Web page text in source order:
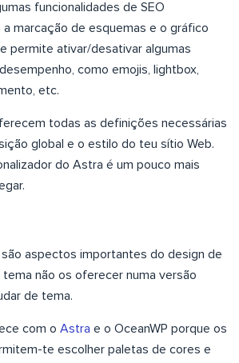
funcionalidades de SEO
a marcação de esquemas e o gráfico
permite ativar/desativar algumas
como emojis, lightbox,
etc.
todas as definições necessárias
global e o estilo do teu sítio Web.
do Astra é um pouco mais
aspectos importantes do design de
não os oferecer numa versão
de tema.
com o Astra e o OceanWP porque os
te escolher paletas de cores e